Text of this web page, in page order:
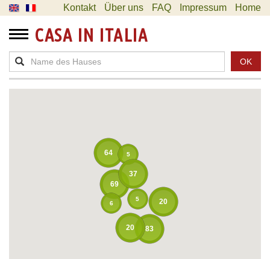
Kontakt Über uns FAQ Impressum Home
CASA IN ITALIA
OK
69
64
83
5
37
20
5
6
20